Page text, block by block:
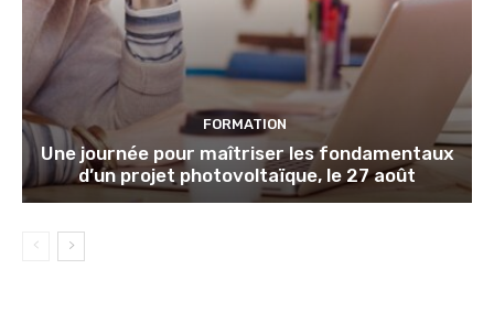
FORMATION
Une journée pour maîtriser les fondamentaux
d’un projet photovoltaïque, le 27 août